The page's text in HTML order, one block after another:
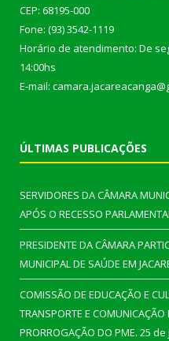
CEP: 68195-000
Fone: (93) 3542-1119
Horário de atendimento: De
14:00hs
E-mail:
ÚLTIMAS PUBLICAÇÕES
SERVIDORES DA CÂMARA
APÓS O RECESSO
PRESIDENTE DA CÂMARA
MUNICIPAL DE SAÚDE EM
COMISSÃO DE EDUCAÇÃO E
TRANSPORTE E COMUNICAÇÃO
PRORROGAÇÃO DO PME. 25 de